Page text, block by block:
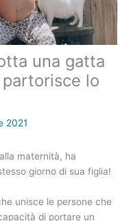
una gatta
lo
2021
maternità, ha
giorno di sua figlia!
unisce le persone che
di portare un